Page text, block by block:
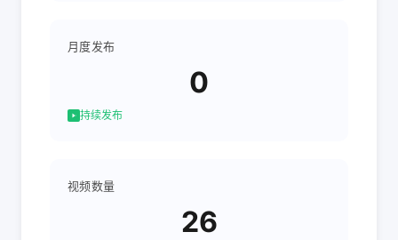
月度发布
0
持续发布
视频数量
26